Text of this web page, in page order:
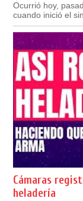
Ocurrió hoy,
cuando inició el
Cámaras
heladería